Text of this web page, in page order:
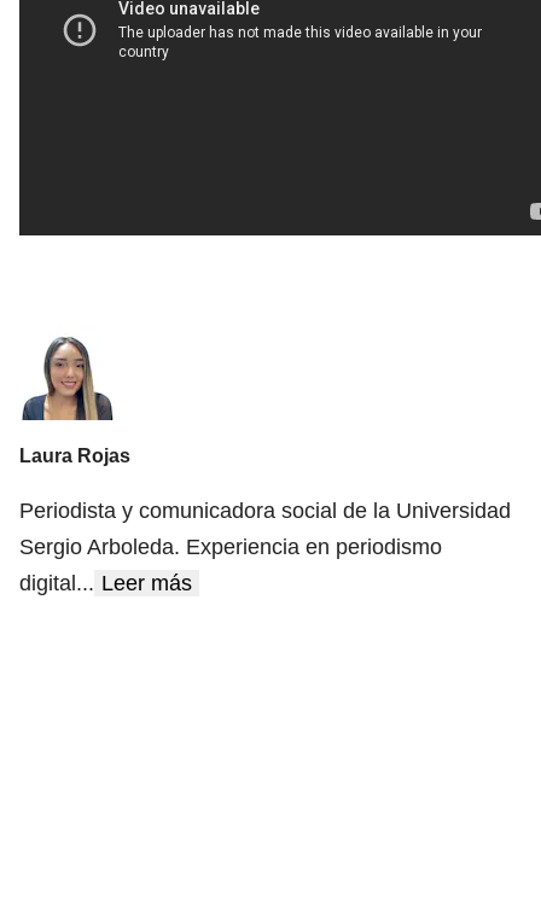
Laura Rojas
Periodista y comunicadora social de la Universidad
Sergio Arboleda. Experiencia en periodismo
digital ... Leer más